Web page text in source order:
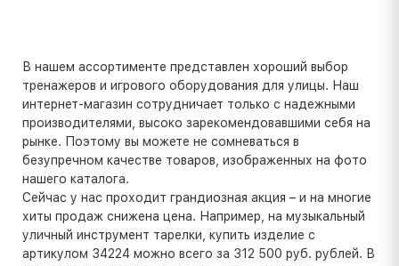
В нашем ассортименте представлен хороший выбор
тренажеров и игрового оборудования для улицы. Наш
интернет-магазин сотрудничает только с надежными
производителями, высоко зарекомендовавшими себя на
рынке. Поэтому вы можете не сомневаться в
безупречном качестве товаров, изображенных на фото
нашего каталога.
Сейчас у нас проходит грандиозная акция – и на многие
хиты продаж снижена цена. Например, на музыкальный
уличный инструмент тарелки, купить изделие с
артикулом 34224 можно всего за 312 500 руб. рублей. В